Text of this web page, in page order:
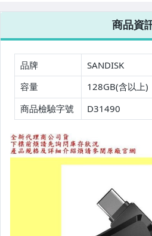
商品資
品牌
SANDISK
容量
128GB(含以上)
商品檢驗字號
D31490